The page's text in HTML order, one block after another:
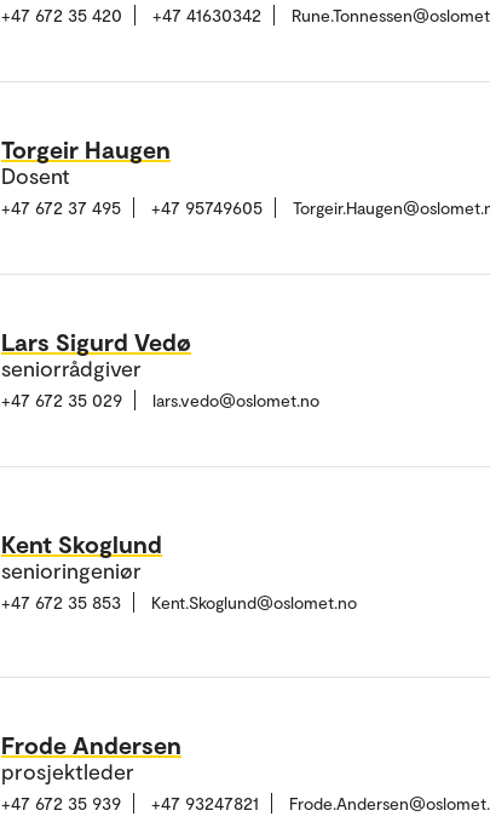
+47 672 35 420 +47 41630342
Torgeir Haugen
Dosent
+47 672 37 495 +47 95749605
Lars Sigurd Vedø
seniorrådgiver
+47 672 35 029 lars.vedo@oslomet.no
Kent Skoglund
senioringeniør
+47 672 35 853 Kent.Skoglund@oslomet.no
Frode Andersen
prosjektleder
+47 672 35 939 +47 93247821